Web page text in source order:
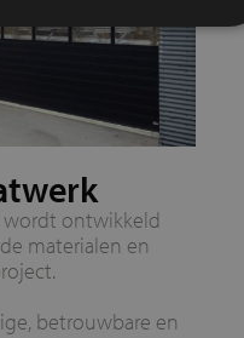
wordt ontwikkeld
materialen en
betrouwbare en